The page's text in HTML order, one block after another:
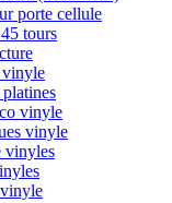
porte cellule
tours
vinyle
vinyle
vinyle
vinyles